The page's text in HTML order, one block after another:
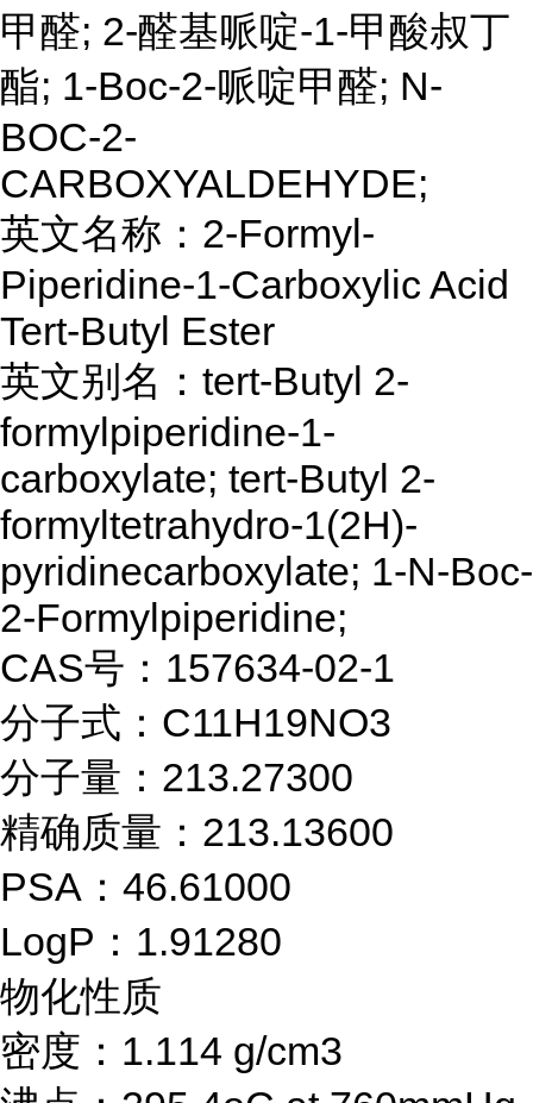
甲醛; 2-醛基哌啶-1-甲酸叔丁
酯; 1-Boc-2-哌啶甲醛; N-
BOC-2-
CARBOXYALDEHYDE;
英文名称：2-Formyl-
Piperidine-1-Carboxylic Acid
Tert-Butyl Ester
英文别名：tert-Butyl 2-
formylpiperidine-1-
carboxylate; tert-Butyl 2-
formyltetrahydro-1(2H)-
pyridinecarboxylate; 1-N-Boc-
2-Formylpiperidine;
CAS号：157634-02-1
分子式：C11H19NO3
分子量：213.27300
精确质量：213.13600
PSA：46.61000
LogP：1.91280
物化性质
密度：1.114 g/cm3